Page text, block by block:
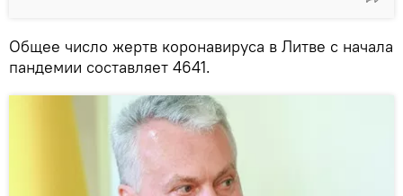
Общее число жертв коронавируса в Литве с начала
пандемии составляет 4641.